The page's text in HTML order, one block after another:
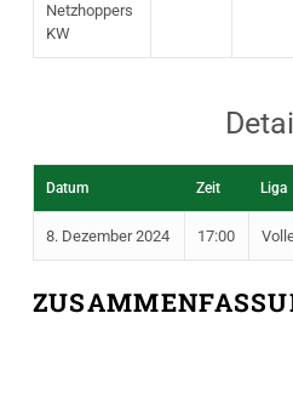
Netzhoppers
KW
Datum Zeit Liga
8. Dezember 2024 17:00